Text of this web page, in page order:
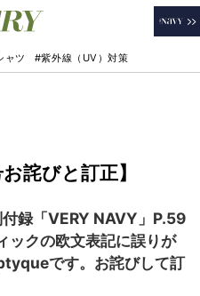
ャツ #紫外線（UV）対策
詫びと訂正】
録「VERY NAVY」P.59
ックの欧文表記に誤りが
です。お詫びして訂